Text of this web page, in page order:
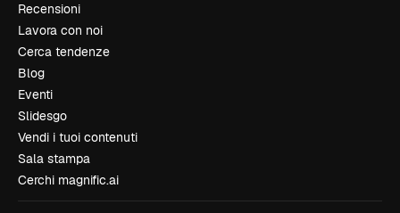
Recensioni
Lavora con noi
Cerca tendenze
Blog
Eventi
Slidesgo
Vendi i tuoi contenuti
Sala stampa
Cerchi magnific.ai